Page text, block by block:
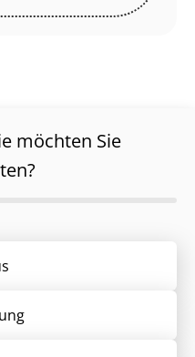
möchten Sie